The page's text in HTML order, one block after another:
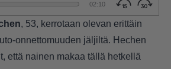
, 53, kerrotaan olevan erittäin
onnettomuuden jäljiltä. Hechen
että nainen makaa tällä hetkellä